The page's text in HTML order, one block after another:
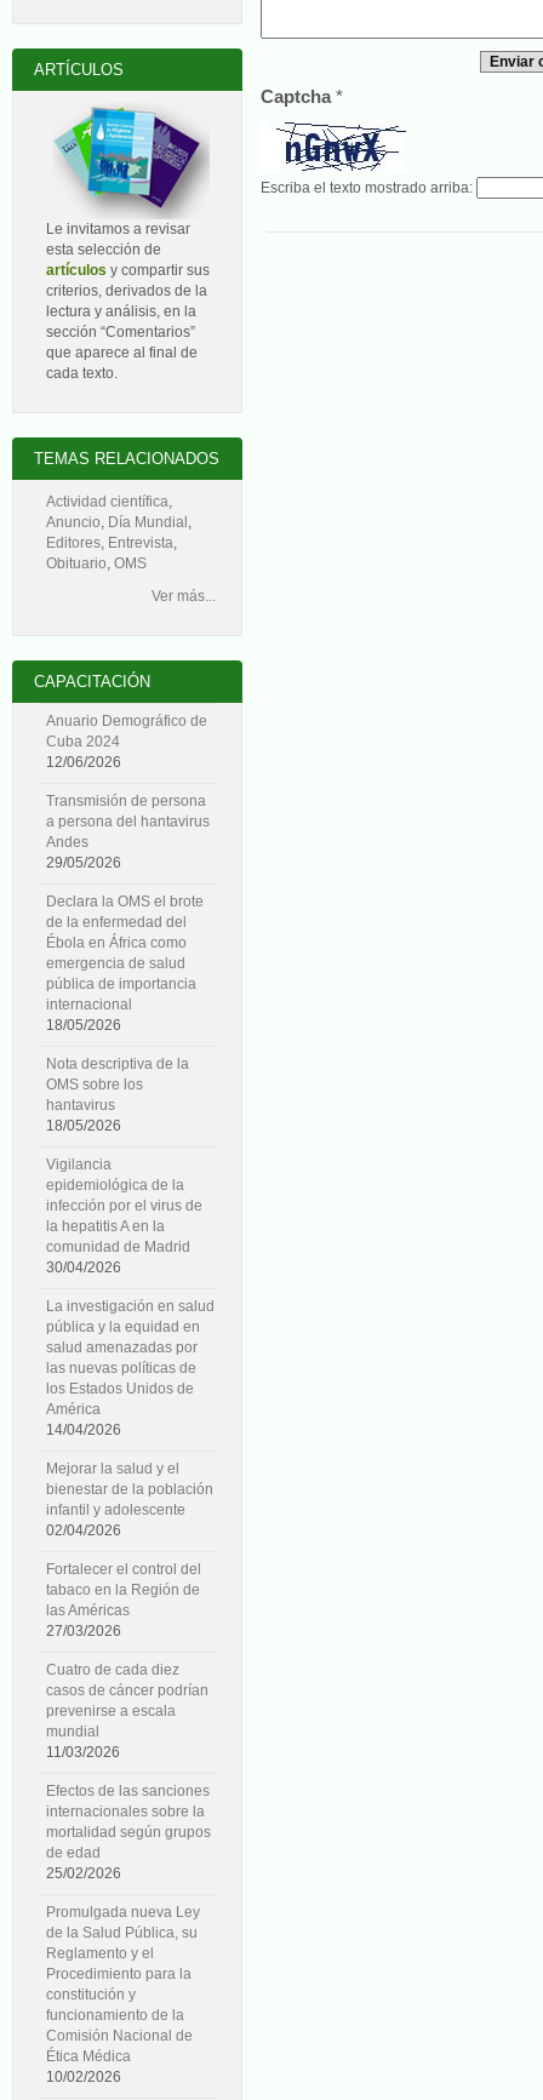
Captcha*
Escriba el texto mostrado arriba:
ARTÍCULOS
Le invitamos a revisar
esta selección de
artículos y compartir sus
criterios, derivados de la
lectura y análisis, en la
sección “Comentarios”
que aparece al final de
cada texto.
TEMAS RELACIONADOS
Actividad científica,
Anuncio, Día Mundial ,
Editores, Entrevista,
Obituario, OMS
Ver más...
CAPACITACIÓN
Anuario Demográfico de
Cuba 2024
12/06/2026
Transmisión de persona
a persona del hantavirus
Andes
29/05/2026
Declara la OMS el brote
de la enfermedad del
Ébola en África como
emergencia de salud
pública de importancia
internacional
18/05/2026
Nota descriptiva de la
OMS sobre los
hantavirus
18/05/2026
Vigilancia
epidemiológica de la
infección por el virus de
la hepatitis A en la
comunidad de Madrid
30/04/2026
La investigación en salud
pública y la equidad en
salud amenazadas por
las nuevas políticas de
los Estados Unidos de
América
14/04/2026
Mejorar la salud y el
bienestar de la población
infantil y adolescente
02/04/2026
Fortalecer el control del
tabaco en la Región de
las Américas
27/03/2026
Cuatro de cada diez
casos de cáncer podrían
prevenirse a escala
mundial
11/03/2026
Efectos de las sanciones
internacionales sobre la
mortalidad según grupos
de edad
25/02/2026
Promulgada nueva Ley
de la Salud Pública, su
Reglamento y el
Procedimiento para la
constitución y
funcionamiento de la
Comisión Nacional de
Ética Médica
10/02/2026